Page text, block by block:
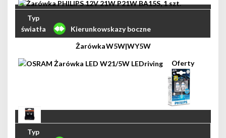
Kierunkowskazy boczne
W5W|WY5W